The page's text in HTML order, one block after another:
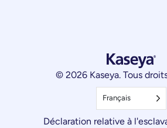
© 2026 Kaseya. Tous
Français
Déclaration relative à